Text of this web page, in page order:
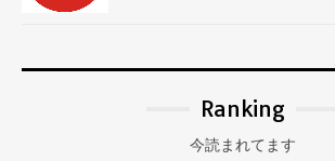
Ranking
今読まれてます